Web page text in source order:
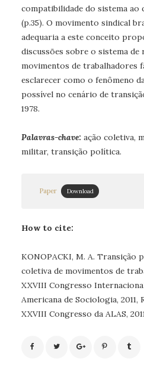
compatibilidade do sistema ao
(p.35). O movimento sindical
adequaria a este conceito
discussões sobre o sistema de
movimentos de trabalhadores
esclarecer como o fenômeno
possível no cenário de
1978.
Palavras-chave: ação coletiva,
militar, transição política.
Paper Download
How to cite:
KONOPACKI, M. A. Transição
coletiva de movimentos de
XXVIII Congresso
Americana de Sociologia, 2011,
XXVIII Congresso da ALAS,